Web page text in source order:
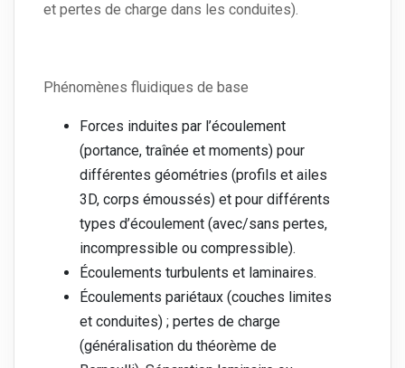
et pertes de charge dans les conduites).
Phénomènes fluidiques de base
Forces induites par l’écoulement
(portance, traînée et moments) pour
différentes géométries (profils et ailes
3D, corps émoussés) et pour différents
types d’écoulement (avec/sans pertes,
incompressible ou compressible).
Écoulements turbulents et laminaires.
Écoulements pariétaux (couches limites
et conduites) ; pertes de charge
(généralisation du théorème de